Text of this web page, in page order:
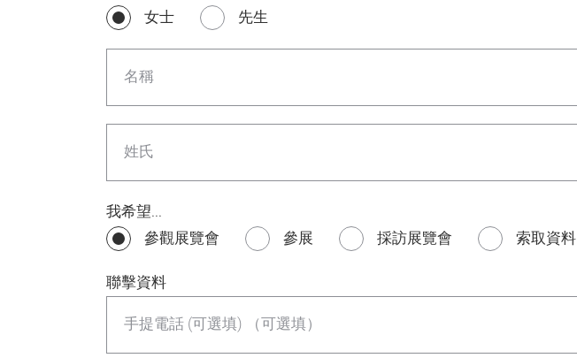
女士
先生
名稱
姓氏
我希望...
參觀展覽會
參展 採訪展覽會 索取資料
聯擊資料
手提電話 (可選填) （可選填）